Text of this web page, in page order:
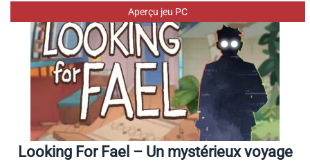
Aperçu jeu PC
Looking For Fael – Un mystérieux voyage